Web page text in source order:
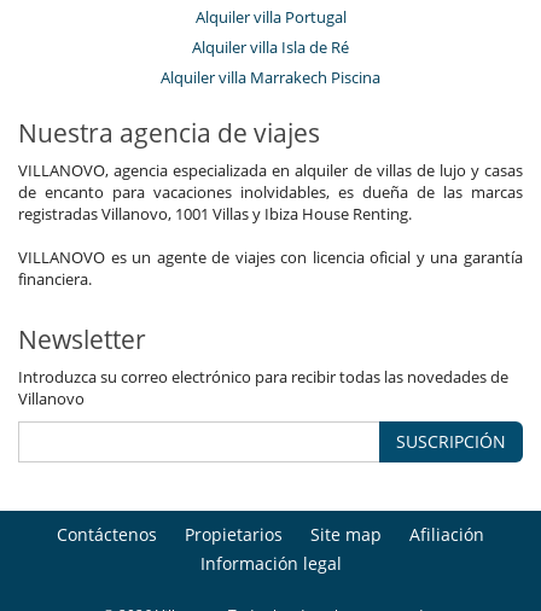
Alquiler villa Portugal
Alquiler villa Isla de Ré
Alquiler villa Marrakech Piscina
Nuestra agencia de viajes
VILLANOVO, agencia especializada en alquiler de villas de lujo y casas
de encanto para vacaciones inolvidables, es dueña de las marcas
registradas Villanovo, 1001 Villas y Ibiza House Renting.
VILLANOVO es un agente de viajes con licencia oficial y una garantía
financiera.
Newsletter
Introduzca su correo electrónico para recibir todas las novedades de
Villanovo
SUSCRIPCIÓN
Contáctenos Propietarios Site map
Afiliación
Información legal